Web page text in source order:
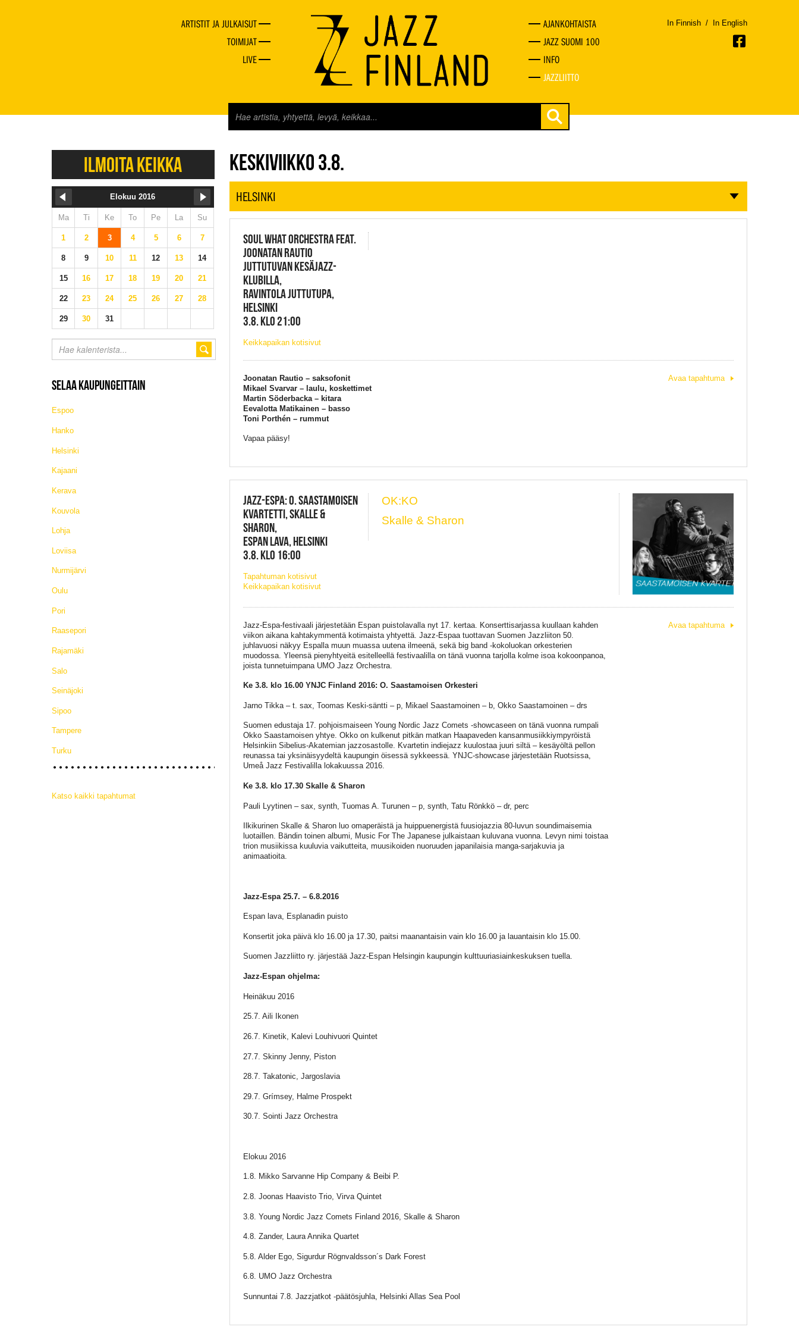
ARTISTIT JA JULKAISUT
TOIMIJAT
LIVE
AJANKOHTAISTA
JAZZ SUOMI 100
INFO
JAZZLIITTO
In Finnish / In English
ILMOITA KEIKKA
Elokuu 2016
Ma Ti Ke To Pe La Su
1 2 3 4 5 6 7
8 9 10 11 12 13 14
15 16 17 18 19 20 21
22 23 24 25 26 27 28
29 30 31
SELAA KAUPUNGEITTAIN
Espoo
Hanko
Helsinki
Kajaani
Kerava
Kouvola
Lohja
Loviisa
Nurmijärvi
Oulu
Pori
Raasepori
Rajamäki
Salo
Seinäjoki
Sipoo
Tampere
Turku
Katso kaikki tapahtumat
JAZZ FINLAND LIVE
KESKIVIIKKO 3.8.
HELSINKI
SOUL WHAT ORCHESTRA FEAT.
JOONATAN RAUTIO
JUTTUTUVAN KESÄJAZZ-
KLUBILLA,
RAVINTOLA JUTTUTUPA,
HELSINKI
3.8. KLO 21:00
Keikkapaikan kotisivut
Joonatan Rautio – saksofonit
Mikael Svarvar – laulu, koskettimet
Martin Söderbacka – kitara
Eevalotta Matikainen – basso
Toni Porthén – rummut
Vapaa pääsy!
Avaa tapahtuma
JAZZ-ESPA: O. SAASTAMOISEN
KVARTETTI, SKALLE &
SHARON,
ESPAN LAVA, HELSINKI
3.8. KLO 16:00
Tapahtuman kotisivut
Keikkapaikan kotisivut
OK:KO
Skalle & Sharon
Jazz-Espa-festivaali järjestetään Espan puistolavalla nyt 17. kertaa. Konserttisarjassa kuullaan kahden
viikon aikana kahtakymmentä kotimaista yhtyettä. Jazz-Espaa tuottavan Suomen Jazzliiton 50.
juhlavuosi näkyy Espalla muun muassa uutena ilmeenä, sekä big band -kokoluokan orkesterien
muodossa. Yleensä pienyhtyeitä esitelleellä festivaalilla on tänä vuonna tarjolla kolme isoa kokoonpanoa,
joista tunnetuimpana UMO Jazz Orchestra.
Ke 3.8. klo 16.00 YNJC Finland 2016: O. Saastamoisen Orkesteri
Jarno Tikka – t. sax, Toomas Keski-säntti – p, Mikael Saastamoinen – b, Okko Saastamoinen – drs
Suomen edustaja 17. pohjoismaiseen Young Nordic Jazz Comets -showcaseen on tänä vuonna rumpali
Okko Saastamoisen yhtye. Okko on kulkenut pitkän matkan Haapaveden kansanmusiikkiympyröistä
Helsinkiin Sibelius-Akatemian jazzosastolle. Kvartetin indiejazz kuulostaa juuri siltä – kesäyöltä pellon
reunassa tai yksinäisyydeltä kaupungin öisessä sykkeessä. YNJC-showcase järjestetään Ruotsissa,
Umeå Jazz Festivalilla lokakuussa 2016.
Ke 3.8. klo 17.30 Skalle & Sharon
Pauli Lyytinen – sax, synth, Tuomas A. Turunen – p, synth, Tatu Rönkkö – dr, perc
Ilkikurinen Skalle & Sharon luo omaperäistä ja huippuenergistä fuusiojazzia 80-luvun soundimaisemia
luotaillen. Bändin toinen albumi, Music For The Japanese julkaistaan kuluvana vuonna. Levyn nimi toistaa
trion musiikissa kuuluvia vaikutteita, muusikoiden nuoruuden japanilaisia manga-sarjakuvia ja
animaatioita.
Jazz-Espa 25.7. – 6.8.2016
Espan lava, Esplanadin puisto
Konsertit joka päivä klo 16.00 ja 17.30, paitsi maanantaisin vain klo 16.00 ja lauantaisin klo 15.00.
Suomen Jazzliitto ry. järjestää Jazz-Espan Helsingin kaupungin kulttuuriasiainkeskuksen tuella.
Jazz-Espan ohjelma:
Heinäkuu 2016
25.7. Aili Ikonen
26.7. Kinetik, Kalevi Louhivuori Quintet
27.7. Skinny Jenny, Piston
28.7. Takatonic, Jargoslavia
29.7. Grímsey, Halme Prospekt
30.7. Sointi Jazz Orchestra
Elokuu 2016
1.8. Mikko Sarvanne Hip Company & Beibi P.
2.8. Joonas Haavisto Trio, Virva Quintet
3.8. Young Nordic Jazz Comets Finland 2016, Skalle & Sharon
4.8. Zander, Laura Annika Quartet
5.8. Alder Ego, Sigurdur Rögnvaldsson´s Dark Forest
6.8. UMO Jazz Orchestra
Sunnuntai 7.8. Jazzjatkot -päätösjuhla, Helsinki Allas Sea Pool
Avaa tapahtuma